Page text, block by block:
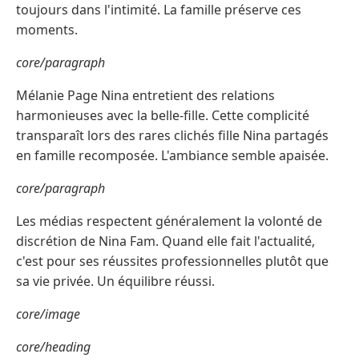
toujours dans l'intimité. La famille préserve ces
moments.
core/paragraph
Mélanie Page Nina entretient des relations
harmonieuses avec la belle-fille. Cette complicité
transparaît lors des rares clichés fille Nina partagés
en famille recomposée. L'ambiance semble apaisée.
core/paragraph
Les médias respectent généralement la volonté de
discrétion de Nina Fam. Quand elle fait l'actualité,
c'est pour ses réussites professionnelles plutôt que
sa vie privée. Un équilibre réussi.
core/image
core/heading